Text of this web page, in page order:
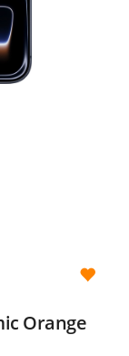
Orange